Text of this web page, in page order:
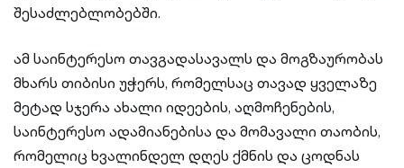
შესაძლებლობებში.
ამ საინტერესო თავგადასავალს და მოგზაურობას
მხარს თიბისი უჭერს, რომელსაც თავად ყველაზე
მეტად სჯერა ახალი იდეების, აღმოჩენების,
საინტერესო ადამიანებისა და მომავალი თაობის,
რომელიც ხვალინდელ დღეს ქმნის და ცოდნას